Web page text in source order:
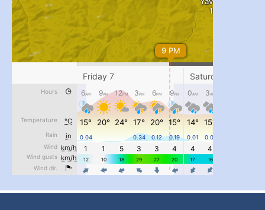
#PipIvanToday...